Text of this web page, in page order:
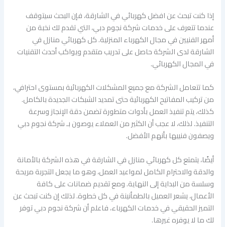
إذا كنت تبحث عن افضل كهربائي في الشارقة، فإن البحث سيتوقف
عندما تتعرف على خدمات شركة نجوم دبي، التي تقدم لك نخبة من
أمهر الفنيين في مجال الكهرباء المنزلية. كل كهربائي منازل في
الشارقة لدى الشركة حاصل على تدريب متقدم ويواكب أحدث التقنيات
في المجال الكهربائي.
كما تتعامل الشركة مع جميع المشكلات الكهربائية بمستوى احترافي،
من تركيب المفاتيح الكهربائية حتى تمديد الشبكات الجديدة بالكامل.
كذلك، يتم تنفيذ العمل بأدوات متطورة تضمن دقة الإنجاز وسرعة
التنفيذ. لذلك، لا عجب أن الكثير من العملاء يوصون بـ شركة نجوم دبي
ويصفون فنييها بأنهم الأفضل.
أيضًا، يتمتع كل كهربائي منازل في الشارقة في هذه الشركة بالأمانة
والدقة والاحترام الكامل لمواعيد العمل، وهو ما يجعل التجربة مريحة
وسلسة من البداية إلى النهاية. ومع تقديم ضمانات على كافة
الأعمال، يشعر العميل بالطمأنينة في كل خطوة. لذلك إن كنت تبحث عن
التميز الحقيقي في خدمات الكهرباء، فاعلم أن شركة نجوم دبي توفر
لك ما لا يوفره غيرها.